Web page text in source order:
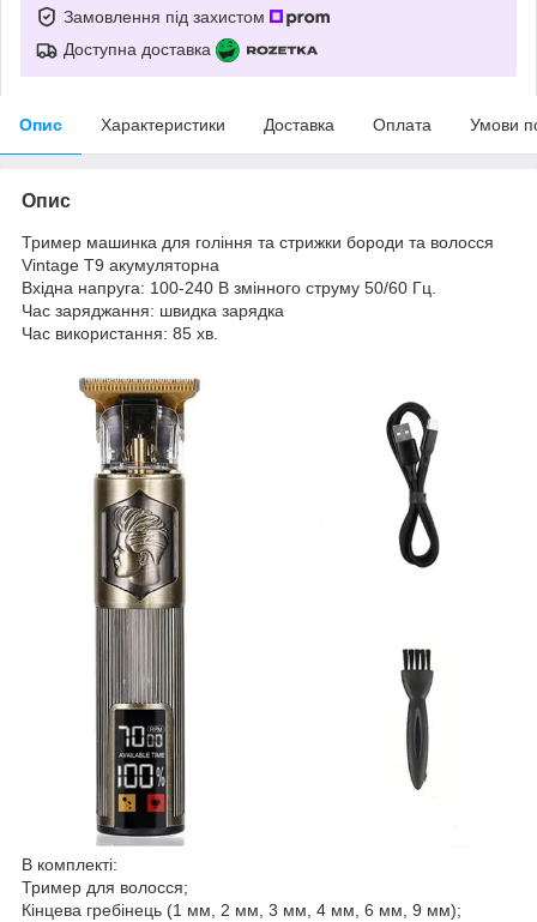
Замовлення під захистом
Доступна доставка
Опис Характеристики Доставка Оплата Умови
Опис
Тример машинка для гоління та стрижки бороди та волосся
Vintage T9 акумуляторна
Вхідна напруга: 100-240 В змінного струму 50/60 Гц.
Час заряджання: швидка зарядка
Час використання: 85 хв.
В комплекті:
Тример для волосся;
Кінцева гребінець (1 мм, 2 мм, 3 мм, 4 мм, 6 мм, 9 мм);